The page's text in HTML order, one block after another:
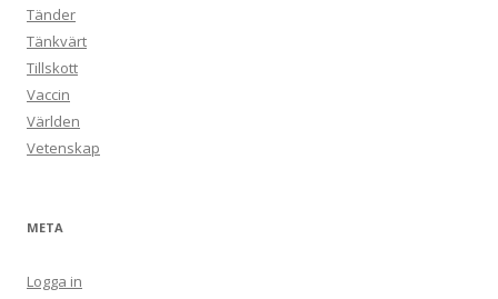
Tänder
Tänkvärt
Tillskott
Vaccin
Världen
Vetenskap
META
Logga in